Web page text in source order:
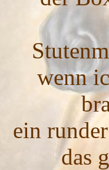
wenn
ein
das